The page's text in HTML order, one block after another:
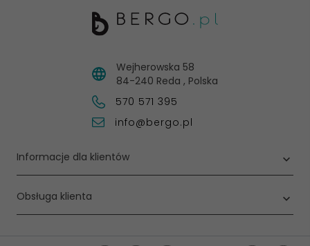
Wejherowska 58
84-240 Reda , Polska
570 571 395
info@bergo.pl
Informacje dla klientów
Obsługa klienta